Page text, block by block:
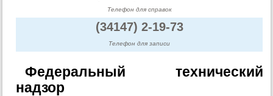
Телефон для справок
(34147) 2-19-73
Телефон для записи
Федеральный технический
надзор